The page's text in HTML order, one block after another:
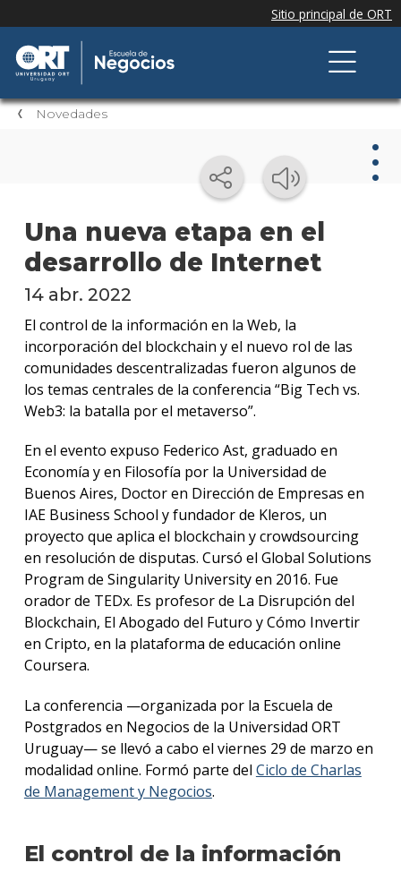
Novedades
Una nueva etapa en el
desarrollo de Internet
14 abr. 2022
El control de la información en la Web, la
incorporación del blockchain y el nuevo rol de las
comunidades descentralizadas fueron algunos de
los temas centrales de la conferencia “Big Tech vs.
Web3: la batalla por el metaverso”.
En el evento expuso Federico Ast, graduado en
Economía y en Filosofía por la Universidad de
Buenos Aires, Doctor en Dirección de Empresas en
IAE Business School y fundador de Kleros, un
proyecto que aplica el blockchain y crowdsourcing
en resolución de disputas. Cursó el Global Solutions
Program de Singularity University en 2016. Fue
orador de TEDx. Es profesor de La Disrupción del
Blockchain, El Abogado del Futuro y Cómo Invertir
en Cripto, en la plataforma de educación online
Coursera.
La conferencia —organizada por la Escuela de
Postgrados en Negocios de la Universidad ORT
Uruguay— se llevó a cabo el viernes 29 de marzo en
modalidad online. Formó parte del Ciclo de Charlas
de Management y Negocios.
El control de la información